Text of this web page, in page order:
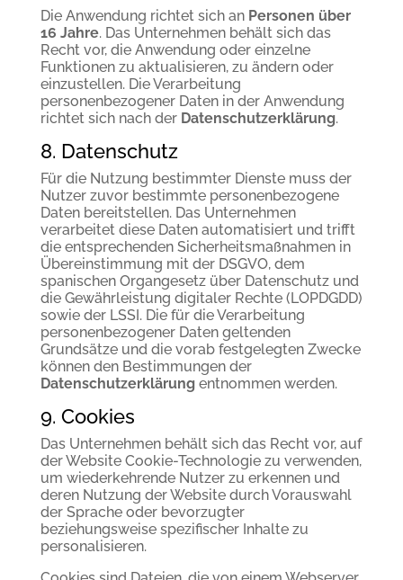
Die Anwendung richtet sich an Personen über
16 Jahre. Das Unternehmen behält sich das
Recht vor, die Anwendung oder einzelne
Funktionen zu aktualisieren, zu ändern oder
einzustellen. Die Verarbeitung
personenbezogener Daten in der Anwendung
richtet sich nach der Datenschutzerklärung.
8. Datenschutz
Für die Nutzung bestimmter Dienste muss der
Nutzer zuvor bestimmte personenbezogene
Daten bereitstellen. Das Unternehmen
verarbeitet diese Daten automatisiert und trifft
die entsprechenden Sicherheitsmaßnahmen in
Übereinstimmung mit der DSGVO, dem
spanischen Organgesetz über Datenschutz und
die Gewährleistung digitaler Rechte (LOPDGDD)
sowie der LSSI. Die für die Verarbeitung
personenbezogener Daten geltenden
Grundsätze und die vorab festgelegten Zwecke
können den Bestimmungen der
Datenschutzerklärungentnommen werden.
9. Cookies
Das Unternehmen behält sich das Recht vor, auf
der Website Cookie-Technologie zu verwenden,
um wiederkehrende Nutzer zu erkennen und
deren Nutzung der Website durch Vorauswahl
der Sprache oder bevorzugter
beziehungsweise spezifischer Inhalte zu
personalisieren.